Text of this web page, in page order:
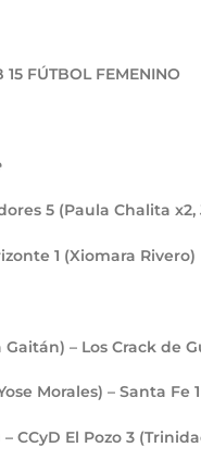
15 FÚTBOL FEMENINO
5 (Paula Chalita
1 (Xiomara Rivero)
Gaitán) – Los Crack de
Morales) – Santa Fe 1
CCyD El Pozo 3